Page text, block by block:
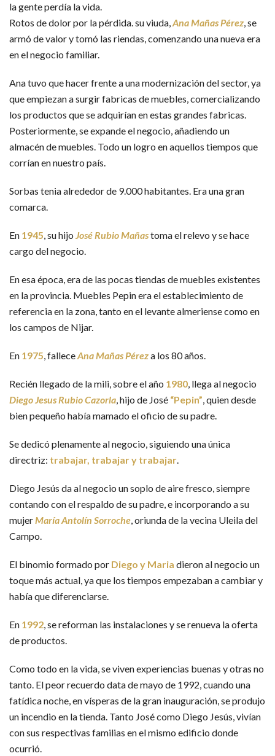
la gente perdía la vida.
Rotos de dolor por la pérdida. su viuda,Ana Mañas Pérez, se
armó de valor y tomó las riendas, comenzando una nueva era
en el negocio familiar.
Ana tuvo que hacer frente a una modernización del sector, ya
que empiezan a surgir fabricas de muebles, comercializando
los productos que se adquirían en estas grandes fabricas.
Posteriormente, se expande el negocio, añadiendo un
almacén de muebles. Todo un logro en aquellos tiempos que
corrían en nuestro país.
Sorbas tenia alrededor de 9.000 habitantes. Era una gran
comarca.
En 1945, su hijo José Rubio Mañastoma el relevo y se hace
cargo del negocio.
En esa época, era de las pocas tiendas de muebles existentes
en la provincia. Muebles Pepin era el establecimiento de
referencia en la zona, tanto en el levante almeriense como en
los campos de Nijar.
En 1975, falleceAna Mañas Péreza los 80 años.
Recién llegado de la mili, sobre el año 1980, llega al negocio
Diego Jesus Rubio Cazorla, hijo de José “Pepin”, quien desde
bien pequeño había mamado el oficio de su padre.
Se dedicó plenamente al negocio, siguiendo una única
directriz: trabajar, trabajar y trabajar.
Diego Jesús da al negocio un soplo de aire fresco, siempre
contando con el respaldo de su padre, e incorporando a su
mujerMaría Antolín Sorroche, oriunda de la vecina Uleila del
Campo.
El binomio formado por Diego y Maria dieron al negocio un
toque más actual, ya que los tiempos empezaban a cambiar y
había que diferenciarse.
En 1992, se reforman las instalaciones y se renueva la oferta
de productos.
Como todo en la vida, se viven experiencias buenas y otras no
tanto. El peor recuerdo data de mayo de 1992, cuando una
fatídica noche, en vísperas de la gran inauguración, se produjo
un incendio en la tienda. Tanto José como Diego Jesús, vivían
con sus respectivas familias en el mismo edificio donde
ocurrió.